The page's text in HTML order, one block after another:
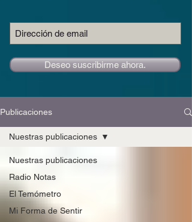
Deseo suscribirme ahora.
Publicaciones
Nuestras publicaciones
Radio Notas
El Temómetro
Mi Forma de Sentir
Nuestras publicaciones